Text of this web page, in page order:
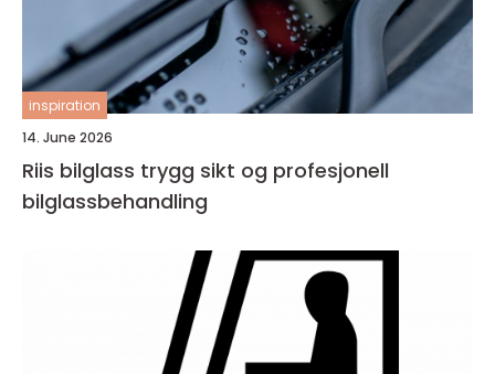
inspiration
14. June 2026
Riis bilglass trygg sikt og profesjonell
bilglassbehandling